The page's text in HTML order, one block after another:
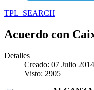
TPL_SEARCH
Acuerdo con
Detalles
Creado: 07 Julio 2014
Visto: 2905